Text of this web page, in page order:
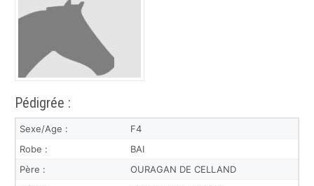
Pédigrée :
Sexe/Age :
F4
Robe :
BAI
Père :
OURAGAN DE CELLAND